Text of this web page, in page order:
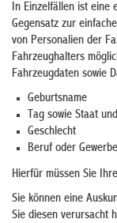
In Einzelfällen ist eine
Gegensatz zur
von Personalien der
Fahrzeughalters
Fahrzeugdaten sowie
Geburtsname
Tag sowie Staat
Geschlecht
Beruf oder Gewerbe
Hierfür müssen Sie
Sie können eine
Sie diesen verursacht